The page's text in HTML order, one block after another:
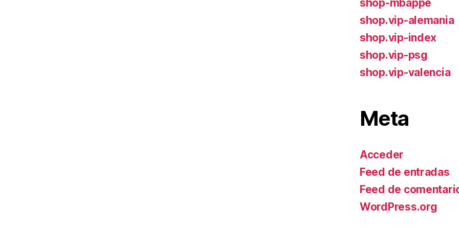
shop-mbappe
shop.vip-alemania
shop.vip-index
shop.vip-psg
shop.vip-valencia
Meta
Acceder
Feed de entradas
Feed de
WordPress.org